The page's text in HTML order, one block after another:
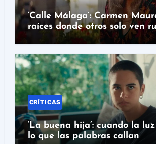
‘Calle Málaga’: Carmen
raíces donde otros solo ven
CRÍTICAS
‘La buena hija’: cuando la
lo que las palabras callan